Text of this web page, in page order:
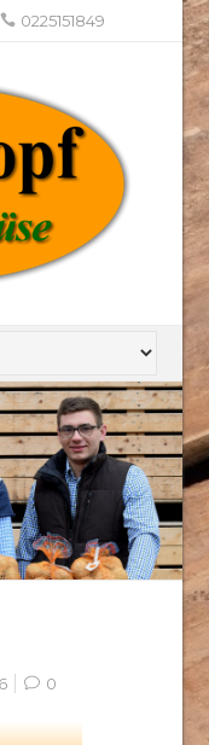
0225151849
0